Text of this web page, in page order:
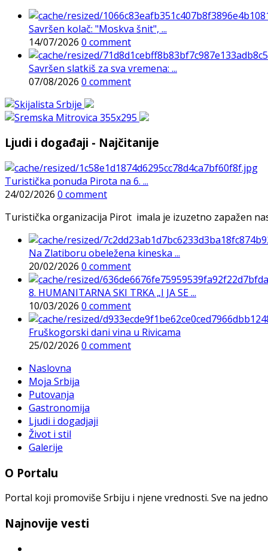
Savršen kolač: "Moskva šnit", ...
14/07/2026 0 comment
Savršen slatkiš za sva vremena: ...
07/08/2026 0 comment
Ljudi i događaji - Najčitanije
Turistička ponuda Pirota na 6. ...
24/02/2026 0 comment
Turistička organizacija Pirot imala je izuzetno zapažen
Na Zlatiboru obeležena kineska ...
20/02/2026 0 comment
8. HUMANITARNA SKI TRKA „I JA SE ...
10/03/2026 0 comment
Fruškogorski dani vina u Rivicama
25/02/2026 0 comment
Naslovna
Moja Srbija
Putovanja
Gastronomija
Ljudi i dogadjaji
Život i stil
Galerije
O Portalu
Portal koji promoviše Srbiju i njene vrednosti. Sve na
Najnovije vesti